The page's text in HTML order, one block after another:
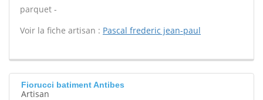
parquet -
Voir la fiche artisan : Pascal frederic jean-paul
Fiorucci batiment Antibes
Artisan